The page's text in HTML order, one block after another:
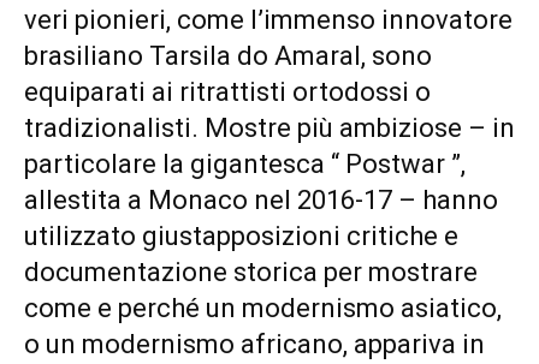
veri pionieri, come l’immenso innovatore
brasiliano Tarsila do Amaral, sono
equiparati ai ritrattisti ortodossi o
tradizionalisti. Mostre più ambiziose – in
particolare la gigantesca “ Postwar ”,
allestita a Monaco nel 2016-17 – hanno
utilizzato giustapposizioni critiche e
documentazione storica per mostrare
come e perché un modernismo asiatico,
o un modernismo africano, appariva in